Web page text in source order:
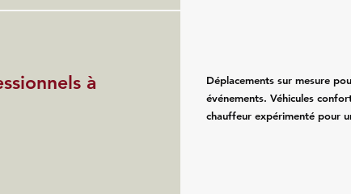
à
Déplacements sur mesure
événements. Véhicules
chauffeur expérimenté pour